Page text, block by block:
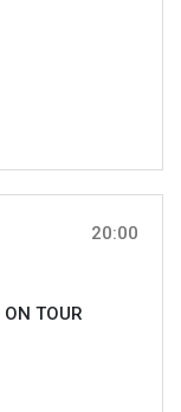
20:00
ON TOUR